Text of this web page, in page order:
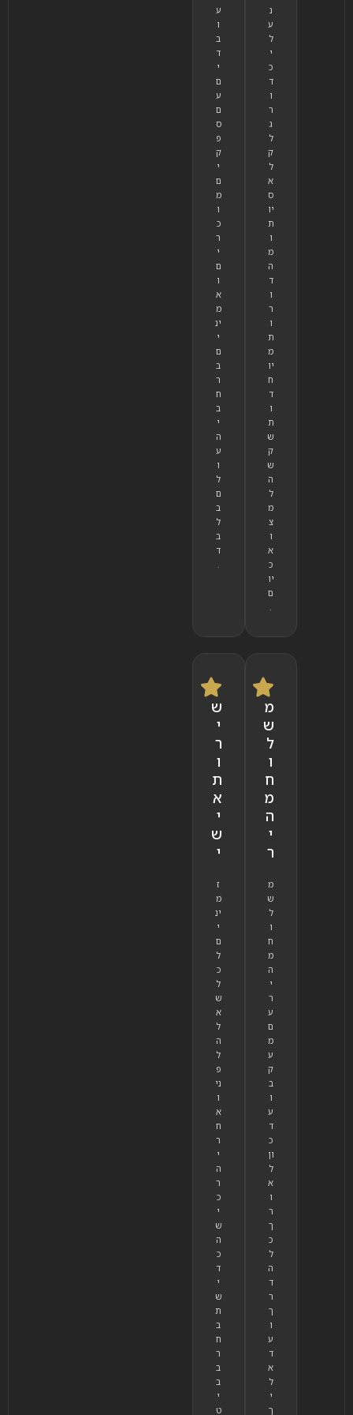
נ
ע
ל
י
כ
ד
ו
ר
ג
ל
ק
ל
א
ס
יו
ת
ו
מ
ה
ד
ו
ר
ו
ת
מ
יו
ח
ד
ו
ת
ש
ק
ש
ה
ל
מ
צ
ו
א
כ
יו
ם
.
ע
ו
ב
ד
י
ם
ע
ם
ס
פ
ק
י
ם
מ
ו
כ
ר
י
ם
ו
א
מ
ינ
י
ם
ב
ר
ח
ב
י
ה
ע
ו
ל
ם
ב
ל
ב
ד
.
מ
ש
ל
ו
ח
מ
ה
י
ר
מ
ש
ל
ו
ח
מ
ה
י
ר
ע
ם
מ
ע
ק
ב
ו
ע
ד
כ
ון
ל
א
ו
ר
ך
כ
ל
ה
ד
ר
ך
ו
ע
ד
א
ל
י
ך
ש
י
ר
ו
ת
א
י
ש
י
ז
מ
ינ
י
ם
ל
כ
ל
ש
א
ל
ה
ל
פ
ני
ו
א
ח
ר
י
ה
ר
כ
י
ש
ה
כ
ד
י
ש
ת
ב
ח
ר
ב
ב
י
ט